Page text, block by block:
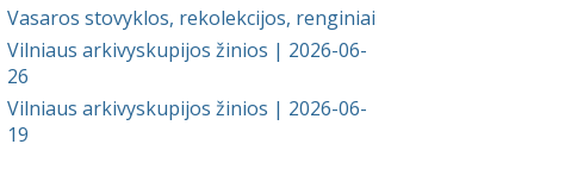
Vasaros stovyklos, rekolekcijos, renginiai
Vilniaus arkivyskupijos žinios | 2026-06-
26
Vilniaus arkivyskupijos žinios | 2026-06-
19